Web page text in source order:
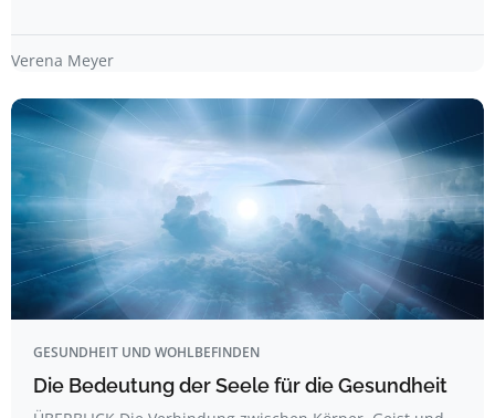
Verena Meyer
GESUNDHEIT UND WOHLBEFINDEN
Die Bedeutung der Seele für die Gesundheit